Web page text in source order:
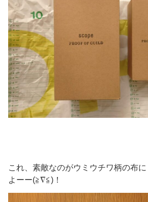
これ、素敵なのがウミウチワ柄の布
よーー(≧∇≦)！